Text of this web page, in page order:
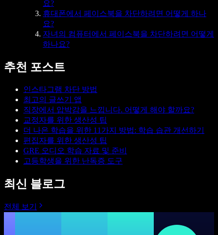
요?
휴대폰에서 페이스북을 차단하려면 어떻게 하나
요?
자녀의 컴퓨터에서 페이스북을 차단하려면 어떻게
하나요?
추천 포스트
인스타그램 차단 방법
최고의 글쓰기 앱
직장에서 압박감을 느낍니다. 어떻게 해야 할까요?
교정자를 위한 생산성 팁
더 나은 학습을 위한 11가지 방법: 학습 습관 개선하기
편집자를 위한 생산성 팁
GRE 오디오 학습 자료 및 준비
고등학생을 위한 난독증 도구
최신 블로그
전체 보기